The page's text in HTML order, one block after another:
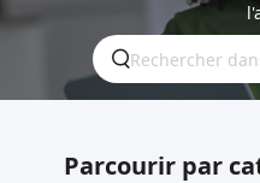
Parcourir par